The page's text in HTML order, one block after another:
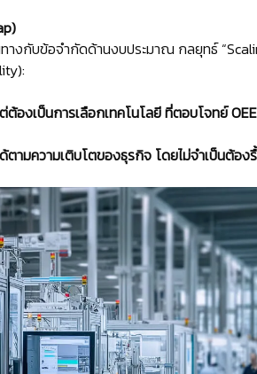
างกับข้อจำกัดด้านงบประมาณ กลยุทธ์
งเป็นการเลือกเทคโนโลยี ที่ตอบโจทย์
ามความเติบโตของธุรกิจ โดยไม่จำเป็นต้อง